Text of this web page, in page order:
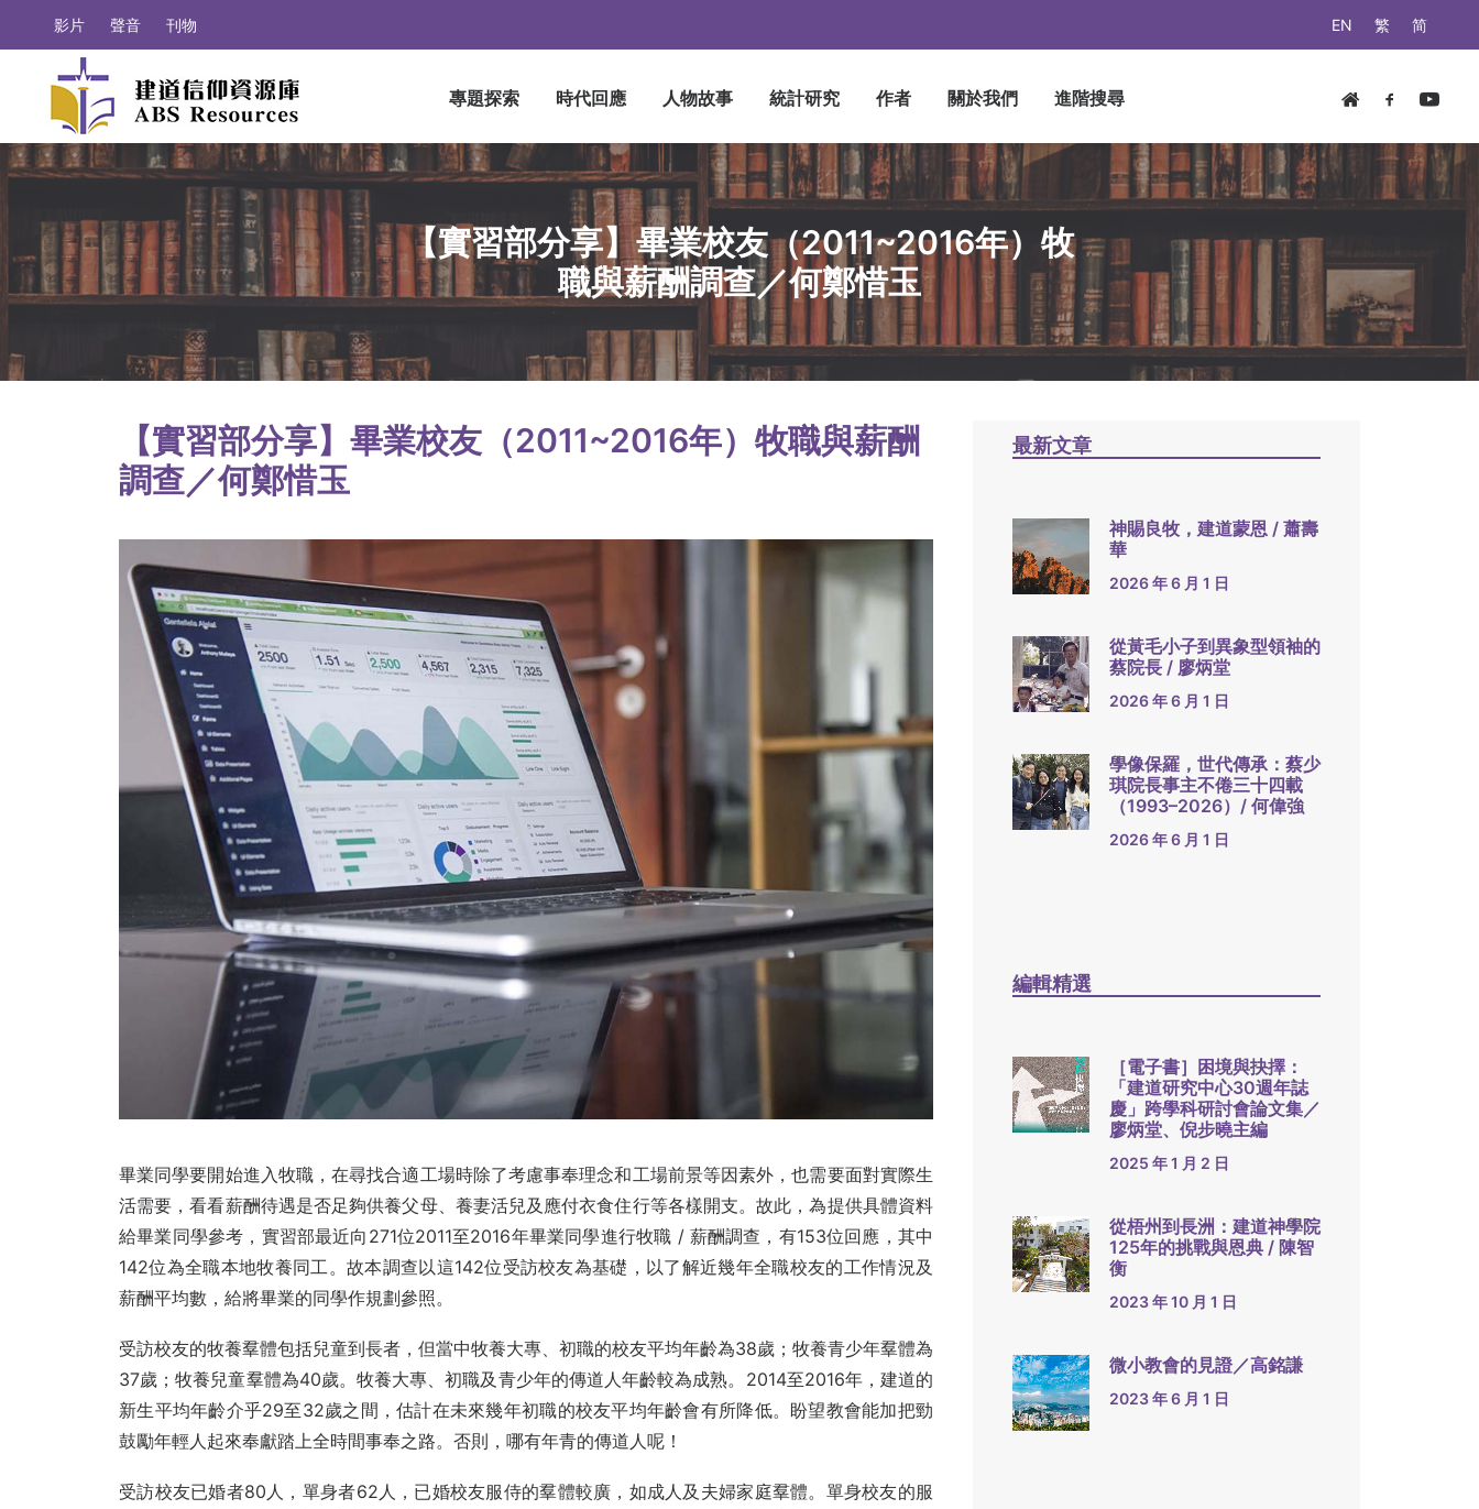
EN 繁 简
影片 聲音 刊物
專題探索 時代回應 人物故事 統計研究 作者 關於我們 進階搜尋
【實習部分享】畢業校友（2011~2016年）牧
職與薪酬調查／何鄭惜玉
【實習部分享】畢業校友（2011~2016年）牧職與薪酬
調查／何鄭惜玉
畢業同學要開始進入牧職，在尋找合適工場時除了考慮事奉理念和工場前景等因素外，也需要面對實際生
活需要，看看薪酬待遇是否足夠供養父母、養妻活兒及應付衣食住行等各樣開支。故此，為提供具體資料
給畢業同學參考，實習部最近向271位2011至2016年畢業同學進行牧職 / 薪酬調查，有153位回應，其中
142位為全職本地牧養同工。故本調查以這142位受訪校友為基礎，以了解近幾年全職校友的工作情況及
薪酬平均數，給將畢業的同學作規劃參照。
受訪校友的牧養羣體包括兒童到長者，但當中牧養大專、初職的校友平均年齡為38歲；牧養青少年羣體為
37歲；牧養兒童羣體為40歲。牧養大專、初職及青少年的傳道人年齡較為成熟。2014至2016年，建道的
新生平均年齡介乎29至32歲之間，估計在未來幾年初職的校友平均年齡會有所降低。盼望教會能加把勁
鼓勵年輕人起來奉獻踏上全時間事奉之路。否則，哪有年青的傳道人呢！
受訪校友已婚者80人，單身者62人，已婚校友服侍的羣體較廣，如成人及夫婦家庭羣體。單身校友的服
最新文章
神賜良牧，建道蒙恩 / 蕭壽
華
2026 年 6 月 1 日
從黃毛小子到異象型領袖的
蔡院長 / 廖炳堂
2026 年 6 月 1 日
學像保羅，世代傳承：蔡少
琪院長事主不倦三十四載
（1993–2026）/ 何偉強
2026 年 6 月 1 日
編輯精選
［電子書］困境與抉擇：
「建道研究中心30週年誌
慶」跨學科研討會論文集／
廖炳堂、倪步曉主編
2025 年 1 月 2 日
從梧州到長洲：建道神學院
125年的挑戰與恩典 / 陳智
衡
2023 年 10 月 1 日
微小教會的見證／高銘謙
2023 年 6 月 1 日